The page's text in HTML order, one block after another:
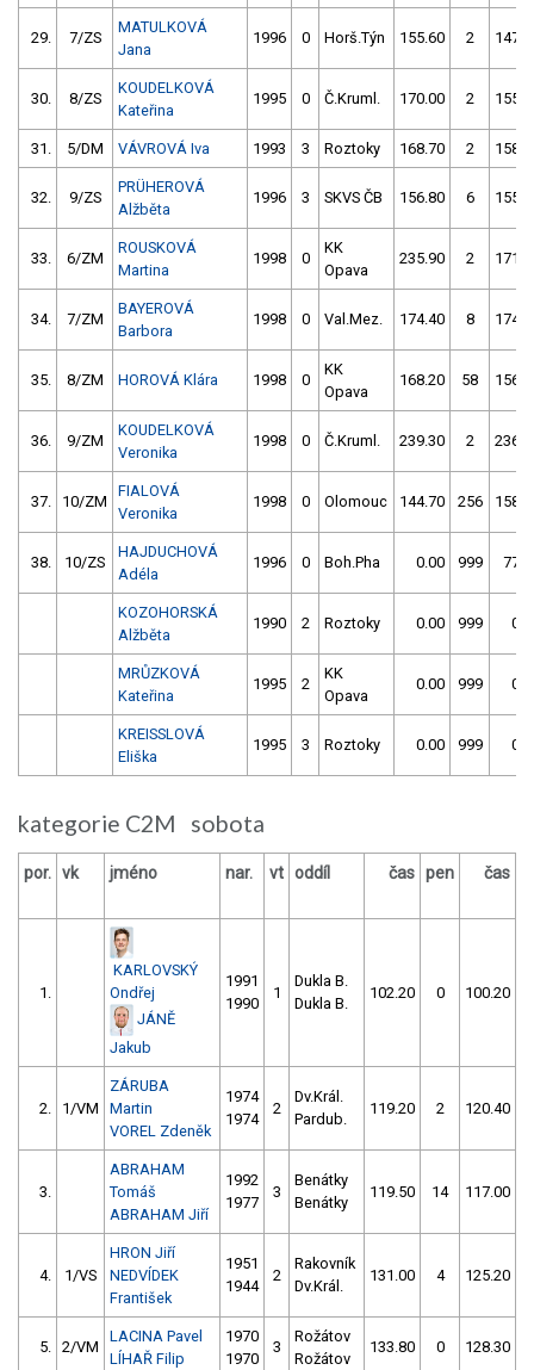
29. 7/ZS
MATULKOVÁ
Jana
1996 0 Horš.Týn 155.60 2
30. 8/ZS
KOUDELKOVÁ
Kateřina
1995 0 Č.Kruml. 170.00 2
31. 5/DM VÁVROVÁ Iva 1993 3 Roztoky 168.70 2
32. 9/ZS
PRÜHEROVÁ
Alžběta
1996 3 SKVS ČB 156.80 6
33. 6/ZM
ROUSKOVÁ
Martina
1998 0
KK
Opava
235.90 2
34. 7/ZM
BAYEROVÁ
Barbora
1998 0 Val.Mez. 174.40 8
35. 8/ZM HOROVÁ Klára 1998 0
KK
Opava
168.20 58
36. 9/ZM
KOUDELKOVÁ
Veronika
1998 0 Č.Kruml. 239.30 2
37. 10/ZM
FIALOVÁ
Veronika
1998 0 Olomouc 144.70 256
38. 10/ZS
HAJDUCHOVÁ
Adéla
1996 0 Boh.Pha 0.00 999
KOZOHORSKÁ
Alžběta
1990 2 Roztoky 0.00 999
MRŮZKOVÁ
Kateřina
1995 2
KK
Opava
0.00 999
KREISSLOVÁ
Eliška
1995 3 Roztoky 0.00 999
kategorie C2M sobota
por. vk jméno nar. vt oddíl čas pen čas
1.
KARLOVSKÝ
Ondřej
JÁNĚ
Jakub
1991
1990
1
Dukla B.
Dukla B.
102.20 0 100.20
2. 1/VM
ZÁRUBA
Martin
VOREL Zdeněk
1974
1974
2
Dv.Král.
Pardub.
119.20 2 120.40
3.
ABRAHAM
Tomáš
ABRAHAM Jiří
1992
1977
3
Benátky
Benátky
119.50 14 117.00
4. 1/VS
HRON Jiří
NEDVÍDEK
František
1951
1944
2
Rakovník
Dv.Král.
131.00 4 125.20
5. 2/VM
LACINA Pavel
LÍHAŘ Filip
1970
1970
3
Rožátov
Rožátov
133.80 0 128.30